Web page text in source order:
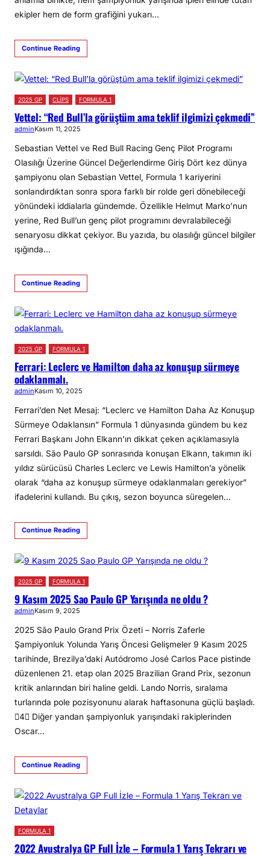
ekipler hem de form grafiğini yukarı…
Continue Reading
2025 GP CLİPS FORMULA 1
Vettel: “Red Bull’la görüştüm ama teklif ilgimizi çekmedi”
adminKasım 11, 2025
Sebastian Vettel ve Red Bull Racing Genç Pilot Programı
Olasılığı Üzerine Güncel Değerlendirme Giriş Dört kez dünya
şampiyonu olan Sebastian Vettel, Formula 1 kariyerini
sonlandırdıktan sonra spora farklı bir rolde geri dönebileceği
yönündeki iddialarla gündemde. Özellikle Helmut Marko’nun
yerine, Red Bull’un genç pilot programını devralabileceği
senaryosu dikkat çekiyor. Bu yazıda, bu olasılığı güncel bilgiler
ışığında…
Continue Reading
2025 GP FORMULA 1
Ferrari: Leclerc ve Hamilton daha az konuşup sürmeye
odaklanmalı.
adminKasım 10, 2025
Ferrari’den Net Mesaj: “Leclerc ve Hamilton Daha Az Konuşup
Sürmeye Odaklansın” Formula 1 dünyasında gündem bu kez
Ferrari Başkanı John Elkann’ın dikkat çeken açıklamasıyla
sarsıldı. São Paulo GP sonrasında konuşan Elkann, takımın iki
yıldız sürücüsü Charles Leclerc ve Lewis Hamilton’a yönelik
olarak “daha az konuşup sürmeye odaklanmaları gerekiyor”
ifadelerini kullandı. Bu çıkış, sezon boyunca süregelen…
Continue Reading
2025 GP FORMULA 1
9 Kasım 2025 Sao Paulo GP Yarışında ne oldu ?
adminKasım 9, 2025
2025 São Paulo Grand Prix Özeti – Norris Zaferle
Şampiyonluk Yolunda Yarış Öncesi Gelişmeler 9 Kasım 2025
tarihinde, Brezilya’daki Autódromo José Carlos Pace pistinde
düzenlenen 21. etap olan 2025 Brazilian Grand Prix, sezonun
kritik anlarından biri haline geldi. Lando Norris, sıralama
turlarında pole pozisyonunu alarak haftasonuna güçlü başladı.
4 Diğer yandan şampiyonluk yarışındaki rakiplerinden
Oscar…
Continue Reading
FORMULA 1
2022 Avustralya GP Full İzle – Formula 1 Yarış Tekrarı ve